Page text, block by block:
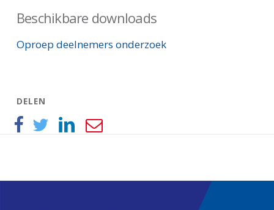
Beschikbare downloads
Oproep deelnemers onderzoek
DELEN